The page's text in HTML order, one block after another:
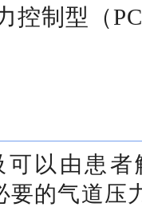
控制型（
可以由患
要的气道压